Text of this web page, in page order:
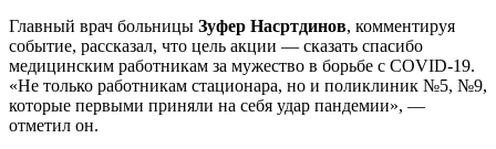
Главный врач больницы Зуфер Насртдинов, комментируя
событие, рассказал, что цель акции — сказать спасибо
медицинским работникам за мужество в борьбе с COVID-19.
«Не только работникам стационара, но и поликлиник №5, №9,
которые первыми приняли на себя удар пандемии», —
отметил он.